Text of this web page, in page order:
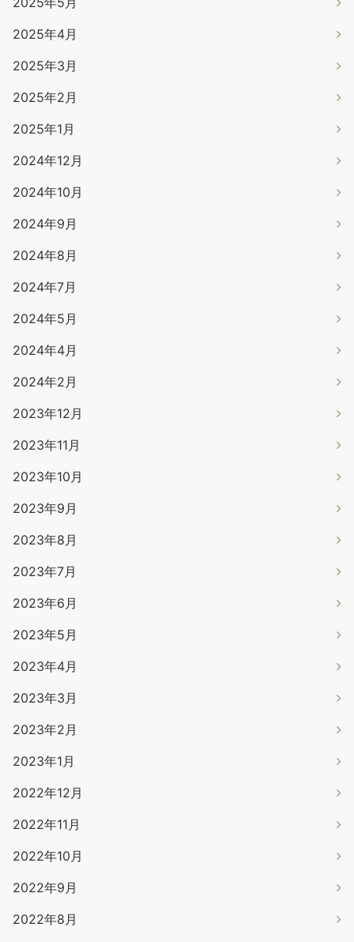
2025年4月
2025年3月
2025年2月
2025年1月
2024年12月
2024年10月
2024年9月
2024年8月
2024年7月
2024年5月
2024年4月
2024年2月
2023年12月
2023年11月
2023年10月
2023年9月
2023年8月
2023年7月
2023年6月
2023年5月
2023年4月
2023年3月
2023年2月
2023年1月
2022年12月
2022年11月
2022年10月
2022年9月
2022年8月